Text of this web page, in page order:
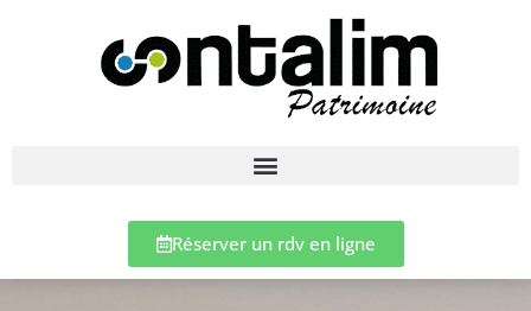
Réserver un rdv en ligne